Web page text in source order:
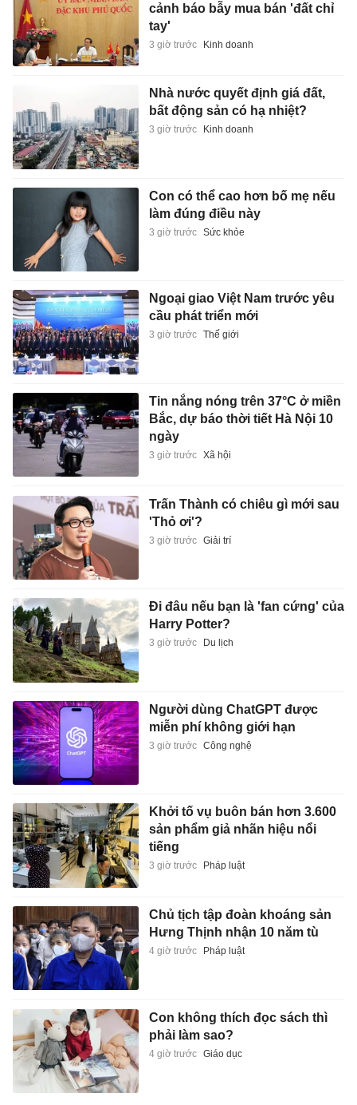
cảnh báo bẫy mua bán 'đất chỉ
tay'
3 giờ trước Kinh doanh
Nhà nước quyết định giá đất,
bất động sản có hạ nhiệt?
3 giờ trước Kinh doanh
Con có thể cao hơn bố mẹ nếu
làm đúng điều này
3 giờ trước Sức khỏe
Ngoại giao Việt Nam trước yêu
cầu phát triển mới
3 giờ trước Thế giới
Tin nắng nóng trên 37°C ở miền
Bắc, dự báo thời tiết Hà Nội 10
ngày
3 giờ trước Xã hội
Trấn Thành có chiêu gì mới sau
'Thỏ ơi'?
3 giờ trước Giải trí
Đi đâu nếu bạn là 'fan cứng' của
Harry Potter?
3 giờ trước Du lịch
Người dùng ChatGPT được
miễn phí không giới hạn
3 giờ trước Công nghệ
Khởi tố vụ buôn bán hơn 3.600
sản phẩm giả nhãn hiệu nổi
tiếng
3 giờ trước Pháp luật
Chủ tịch tập đoàn khoáng sản
Hưng Thịnh nhận 10 năm tù
4 giờ trước Pháp luật
Con không thích đọc sách thì
phải làm sao?
4 giờ trước Giáo dục